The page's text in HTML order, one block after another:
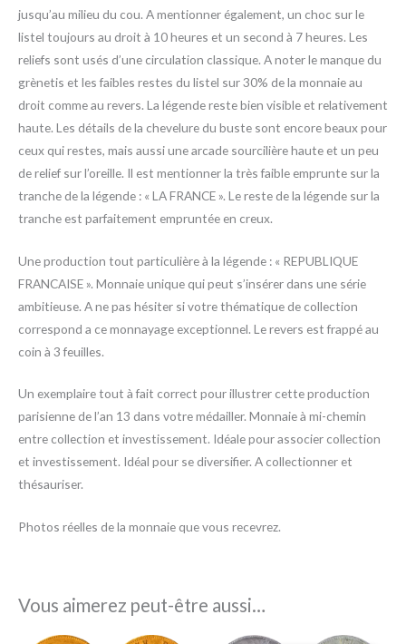
jusqu’au milieu du cou. A mentionner également, un choc sur le
listel toujours au droit à 10 heures et un second à 7 heures. Les
reliefs sont usés d’une circulation classique. A noter le manque du
grènetis et les faibles restes du listel sur 30% de la monnaie au
droit comme au revers. La légende reste bien visible et relativement
haute. Les détails de la chevelure du buste sont encore beaux pour
ceux qui restes, mais aussi une arcade sourcilière haute et un peu
de relief sur l’oreille. Il est mentionner la très faible emprunte sur la
tranche de la légende : « LA FRANCE ». Le reste de la légende sur la
tranche est parfaitement empruntée en creux.
Une production tout particulière à la légende : « REPUBLIQUE
FRANCAISE ». Monnaie unique qui peut s’insérer dans une série
ambitieuse. A ne pas hésiter si votre thématique de collection
correspond a ce monnayage exceptionnel. Le revers est frappé au
coin à 3 feuilles.
Un exemplaire tout à fait correct pour illustrer cette production
parisienne de l’an 13 dans votre médailler. Monnaie à mi-chemin
entre collection et investissement. Idéale pour associer collection
et investissement. Idéal pour se diversifier. A collectionner et
thésauriser.
Photos réelles de la monnaie que vous recevrez.
Vous aimerez peut-être aussi…
Le